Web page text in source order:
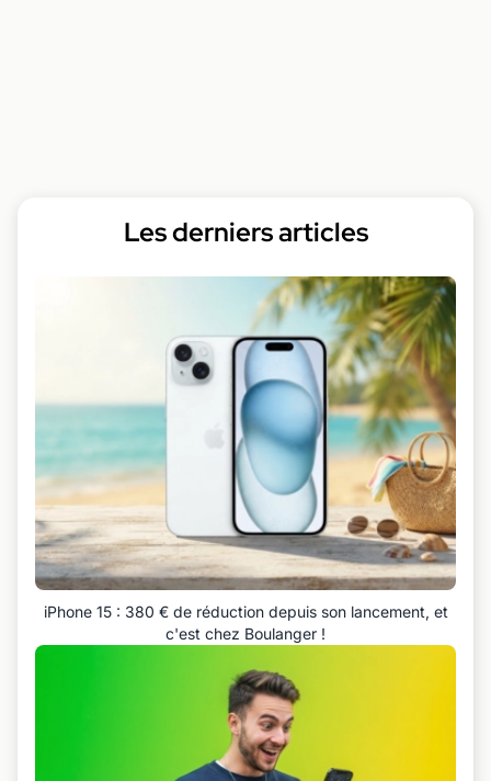
Les derniers articles
iPhone 15 : 380 € de réduction depuis son lancement, et
c'est chez Boulanger !